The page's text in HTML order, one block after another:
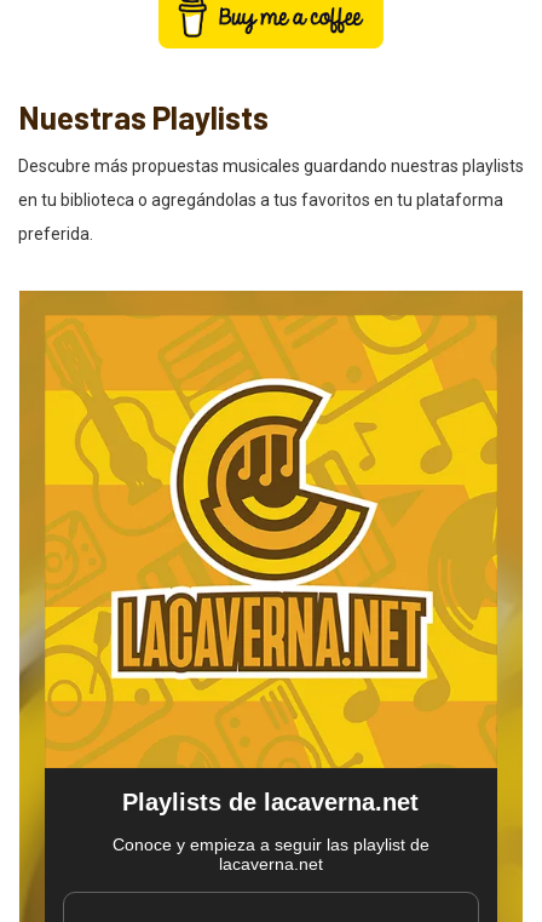
Nuestras Playlists
Descubre más propuestas musicales guardando nuestras playlists
en tu biblioteca o agregándolas a tus favoritos en tu plataforma
preferida.